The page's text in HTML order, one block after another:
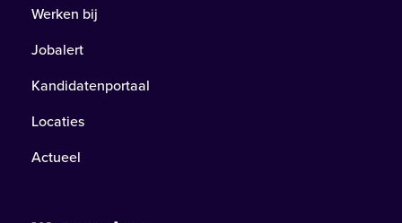
Werken bij
Jobalert
Kandidatenportaal
Locaties
Actueel